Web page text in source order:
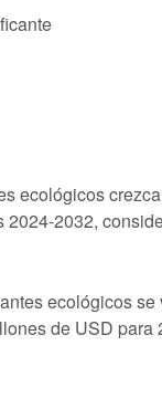
ecológicos
2032,
ecológicos
de USD para